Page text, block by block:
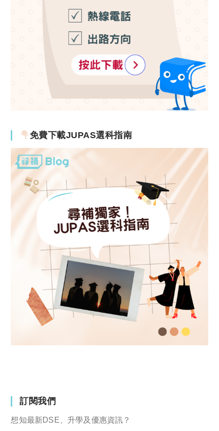
免費下載JUPAS選科指南
訂閱我們
想知最新DSE、升學及優惠資訊？